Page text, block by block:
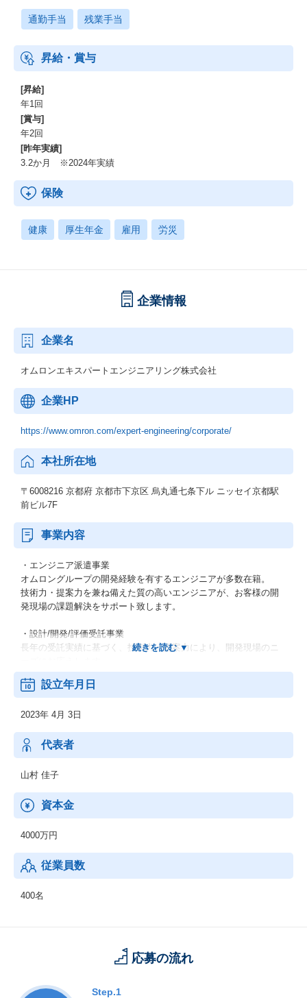
通勤手当 残業手当
昇給・賞与
[昇給]
年1回
[賞与]
年2回
[昨年実績]
3.2か月 ※2024年実績
保険
健康 厚生年金 雇用 労災
企業情報
企業名
オムロンエキスパートエンジニアリング株式会社
企業HP
https://www.omron.com/expert-engineering/corporate/
本社所在地
〒6008216 京都府 京都市下京区 烏丸通七条下ル ニッセイ京都駅
前ビル7F
事業内容
・エンジニア派遣事業
オムロングループの開発経験を有するエンジニアが多数在籍。
技術力・提案力を兼ね備えた質の高いエンジニアが、お客様の開
発現場の課題解決をサポート致します。
・設計/開発/評価受託事業
長年の受託実績に基づく、技術力・提案力により、開発現場のニ
派遣業務から受託への切り替え検討についてもご相談ください。
設立年月日
2023年 4月 3日
代表者
山村 佳子
資本金
4000万円
従業員数
400名
応募の流れ
Step.1